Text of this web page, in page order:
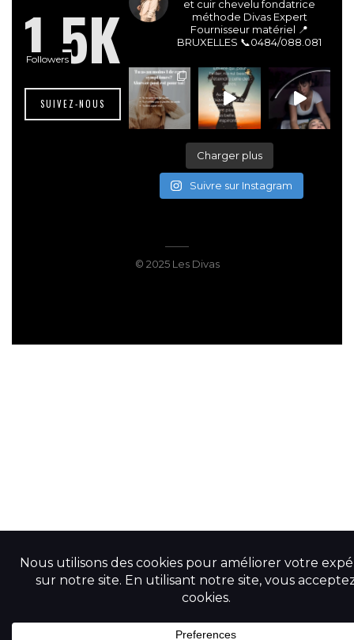
1.5K
Followers
SUIVEZ-NOUS
et cuir chevelu fondatrice
méthode Divas Expert
Fournisseur matériel 📍
BRUXELLES 📞0484/088.081
Charger plus
Suivre sur Instagram
© 2025 Les Divas